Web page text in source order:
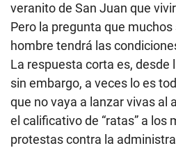
veranito de San Juan que
Pero la pregunta que muchos
hombre tendrá las
La respuesta corta es, desde
sin embargo, a veces lo es
que no vaya a lanzar vivas al
el calificativo de “ratas” a los
protestas contra la